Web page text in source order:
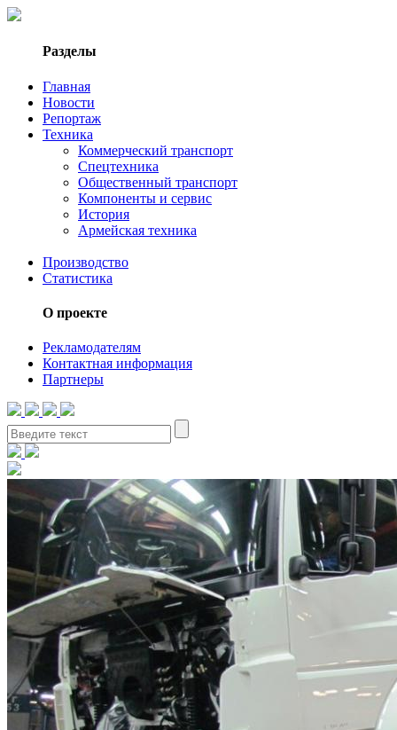
Разделы
Главная
Новости
Репортаж
Техника
Коммерческий транспорт
Спецтехника
Общественный транспорт
Компоненты и сервис
История
Армейская техника
Производство
Статистика
О проекте
Рекламодателям
Контактная информация
Партнеры